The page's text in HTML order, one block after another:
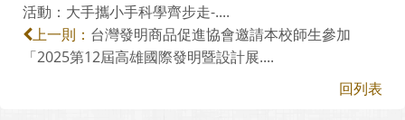
活動：大手攜小手科學齊步走-....
上一則： 台灣發明商品促進協會邀請本校師生參加
「2025第12屆高雄國際發明暨設計展....
回列表